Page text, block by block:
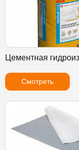
Цементная
Смотреть